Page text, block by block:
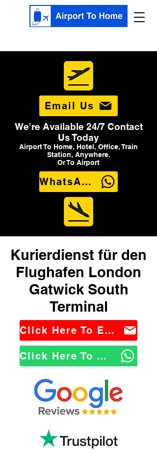
Email Us
We're Available 24/7 Contact
Us Today
Airport To Home, Hotel, Office, Train
Station, Anywhere.
Or To Airport
WhatsApp Us
Kurierdienst für den
Flughafen London
Gatwick South
Terminal
Click Here To Email Us
Click Here To WhatsApp Us